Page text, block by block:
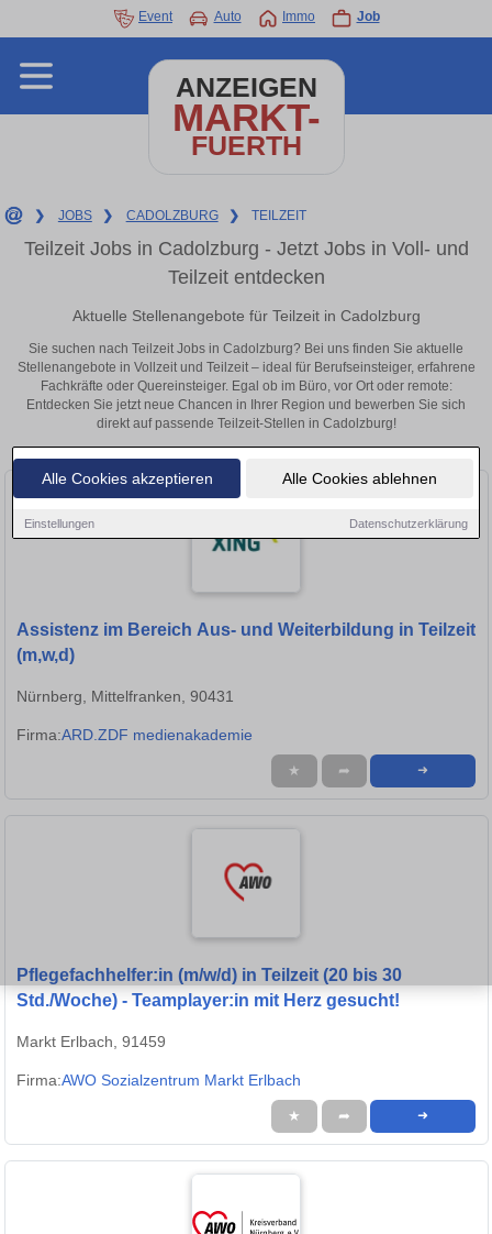
Alle Cookies akzeptieren Alle Cookies ablehnen
Einstellungen Datenschutzerklärung
Event Auto Immo Job
ANZEIGEN
MARKT-
FUERTH
❯ JOBS ❯ CADOLZBURG ❯ TEILZEIT
Teilzeit Jobs in Cadolzburg - Jetzt Jobs in Voll- und
Teilzeit entdecken
Aktuelle Stellenangebote für Teilzeit in Cadolzburg
Sie suchen nach Teilzeit Jobs in Cadolzburg? Bei uns finden Sie aktuelle
Stellenangebote in Vollzeit und Teilzeit – ideal für Berufseinsteiger, erfahrene
Fachkräfte oder Quereinsteiger. Egal ob im Büro, vor Ort oder remote:
Entdecken Sie jetzt neue Chancen in Ihrer Region und bewerben Sie sich
direkt auf passende Teilzeit-Stellen in Cadolzburg!
Assistenz im Bereich Aus- und Weiterbildung in Teilzeit
(m,w,d)
Nürnberg, Mittelfranken, 90431
Firma:ARD.ZDF medienakademie
★ ➦ ➜
Pflegefachhelfer:in (m/w/d) in Teilzeit (20 bis 30
Std./Woche) - Teamplayer:in mit Herz gesucht!
Markt Erlbach, 91459
Firma:AWO Sozialzentrum Markt Erlbach
★ ➦ ➜